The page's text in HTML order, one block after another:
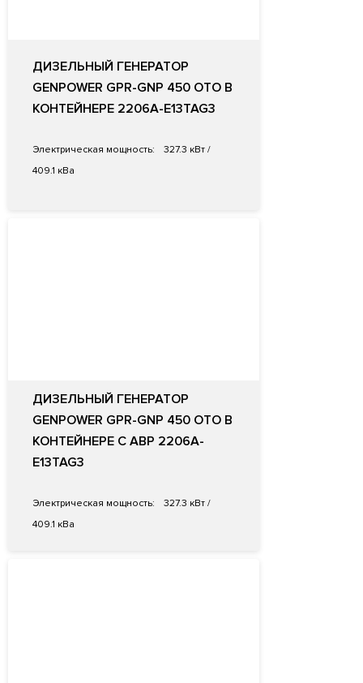
ДИЗЕЛЬНЫЙ ГЕНЕРАТОР
GENPOWER GPR-GNP 450 OTO В
КОНТЕЙНЕРЕ 2206A-E13TAG3
Электрическая мощность:
327.3 кВт /
409.1 кВа
ДИЗЕЛЬНЫЙ ГЕНЕРАТОР
GENPOWER GPR-GNP 450 OTO В
КОНТЕЙНЕРЕ С АВР 2206A-
E13TAG3
Электрическая мощность:
327.3 кВт /
409.1 кВа